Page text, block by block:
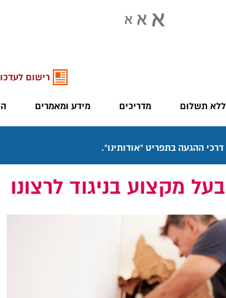
ללא תשלום מדריכים מידע ומאמרים
רישום
מקצוע בניגוד לרצונו